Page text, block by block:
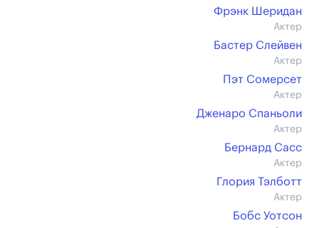
Фрэнк Шеридан
Актер
Бастер Слейвен
Актер
Пэт Сомерсет
Актер
Дженаро Спаньоли
Актер
Бернард Сасс
Актер
Глория Тэлботт
Актер
Бобс Уотсон